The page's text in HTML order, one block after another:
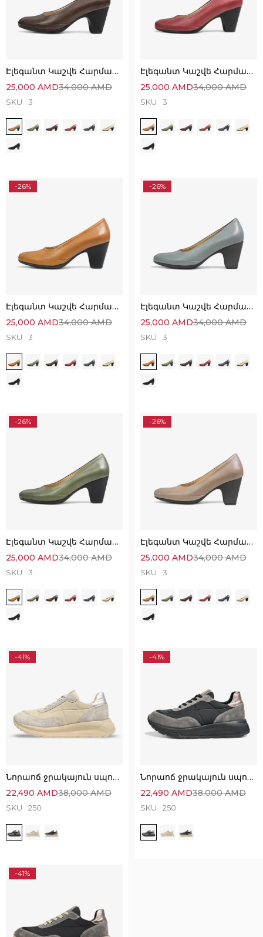
Էլեգանտ Կաշվե Հարմարավետ Կոշիկներ
34,000AMD
25,000 AMD
SKU 3
Էլեգանտ Կաշվե Հարմարավետ Կոշիկներ
34,000AMD
25,000 AMD
SKU 3
-26%
Էլեգանտ Կաշվե Հարմարավետ Կոշիկներ
34,000AMD
25,000 AMD
SKU 3
-26%
Էլեգանտ Կաշվե Հարմարավետ Կոշիկներ
34,000AMD
25,000 AMD
SKU 3
-26%
Էլեգանտ Կաշվե Հարմարավետ Կոշիկներ
34,000AMD
25,000 AMD
SKU 3
-26%
Էլեգանտ Կաշվե Հարմարավետ Կոշիկներ
34,000AMD
25,000 AMD
SKU 3
-41%
Նորաոճ ջրակայուն սպորտային կոշիկներ՝
38,000AMD
22,490 AMD
SKU 250
-41%
Նորաոճ ջրակայուն սպորտային կոշիկներ՝
38,000AMD
22,490 AMD
SKU 250
-41%